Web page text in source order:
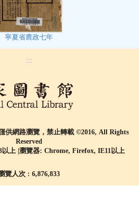
寧夏省農政七年
:::
供網路瀏覽，禁止轉載 ©2016, All Rights
Reserved
上 |瀏覽器: Chrome, Firefox, IE11以上
覽人次 : 6,876,833